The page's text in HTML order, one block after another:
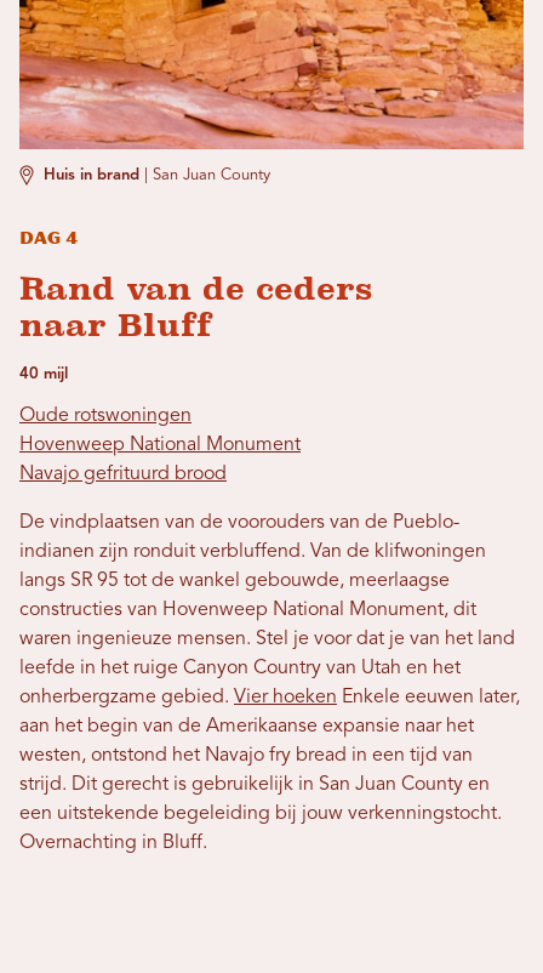
Huis in brand San Juan County
Dag 4
Rand van de ceders
naar Bluff
40 mijl
Oude rotswoningen
Hovenweep National Monument
Navajo gefrituurd brood
De vindplaatsen van de voorouders van de Pueblo-
indianen zijn ronduit verbluffend. Van de klifwoningen
langs SR 95 tot de wankel gebouwde, meerlaagse
constructies van Hovenweep National Monument, dit
waren ingenieuze mensen. Stel je voor dat je van het land
leefde in het ruige Canyon Country van Utah en het
onherbergzame gebied. Vier hoeken Enkele eeuwen later,
aan het begin van de Amerikaanse expansie naar het
westen, ontstond het Navajo fry bread in een tijd van
strijd. Dit gerecht is gebruikelijk in San Juan County en
een uitstekende begeleiding bij jouw verkenningstocht.
Overnachting in Bluff.